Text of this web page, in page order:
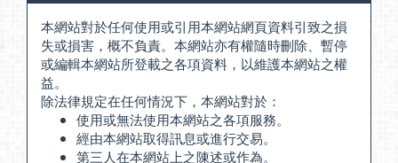
本網站對於任何使用或引用本網站網頁資料引致之損
失或損害，概不負責。本網站亦有權隨時刪除、暫停
或編輯本網站所登載之各項資料，以維護本網站之權
益。
除法律規定在任何情況下，本網站對於：
使用或無法使用本網站之各項服務。
經由本網站取得訊息或進行交易。
第三人在本網站上之陳述或作為。